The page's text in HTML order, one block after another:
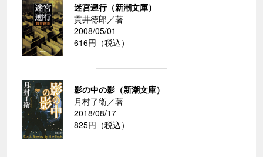
迷宮遡行（新潮文庫）
貫井徳郎／著
2008/05/01
616円（税込）
影の中の影（新潮文庫）
月村了衛／著
2018/08/17
825円（税込）